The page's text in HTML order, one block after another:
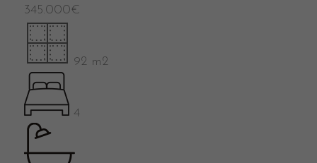
345.000€
92 m2
4